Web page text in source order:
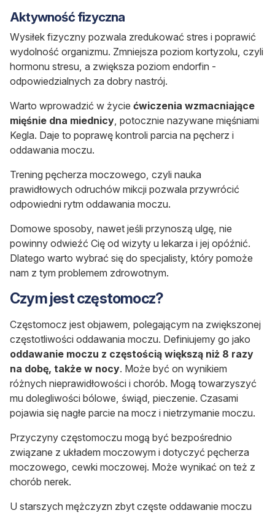
Aktywność fizyczna
Wysiłek fizyczny pozwala zredukować stres i poprawić
wydolność organizmu. Zmniejsza poziom kortyzolu, czyli
hormonu stresu, a zwiększa poziom endorfin -
odpowiedzialnych za dobry nastrój.
Warto wprowadzić w życie ćwiczenia wzmacniające
mięśnie dna miednicy , potocznie nazywane mięśniami
Kegla. Daje to poprawę kontroli parcia na pęcherz i
oddawania moczu.
Trening pęcherza moczowego, czyli nauka
prawidłowych odruchów mikcji pozwala przywrócić
odpowiedni rytm oddawania moczu.
Domowe sposoby, nawet jeśli przynoszą ulgę, nie
powinny odwieźć Cię od wizyty u lekarza i jej opóźnić.
Dlatego warto wybrać się do specjalisty, który pomoże
nam z tym problemem zdrowotnym.
Czym jest częstomocz?
Częstomocz jest objawem, polegającym na zwiększonej
częstotliwości oddawania moczu. Definiujemy go jako
oddawanie moczu z częstością większą niż 8 razy
na dobę, także w nocy. Może być on wynikiem
różnych nieprawidłowości i chorób. Mogą towarzyszyć
mu dolegliwości bólowe, świąd, pieczenie. Czasami
pojawia się nagłe parcie na mocz i nietrzymanie moczu.
Przyczyny częstomoczu mogą być bezpośrednio
związane z układem moczowym i dotyczyć pęcherza
moczowego, cewki moczowej. Może wynikać on też z
chorób nerek.
U starszych mężczyzn zbyt częste oddawanie moczu